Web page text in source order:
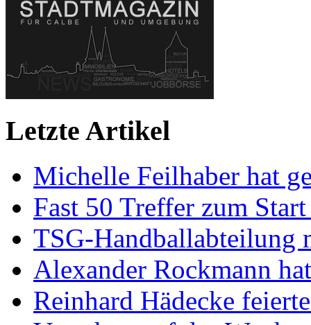
Letzte Artikel
Michelle Feilhaber hat
Fast 50 Treffer zum
TSG-Handballabteilung
Alexander Rockmann
Reinhard Hädecke